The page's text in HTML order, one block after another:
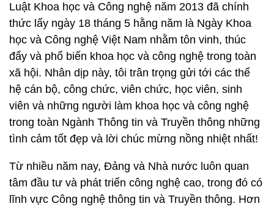
Luật Khoa học và Công nghệ năm 2013 đã chính
thức lấy ngày 18 tháng 5 hằng năm là Ngày Khoa
học và Công nghệ Việt Nam nhằm tôn vinh, thúc
đẩy và phổ biến khoa học và công nghệ trong toàn
xã hội. Nhân dịp này, tôi trân trọng gửi tới các thế
hệ cán bộ, công chức, viên chức, học viên, sinh
viên và những người làm khoa học và công nghệ
trong toàn Ngành Thông tin và Truyền thông những
tình cảm tốt đẹp và lời chúc mừng nồng nhiệt nhất!
Từ nhiều năm nay, Đảng và Nhà nước luôn quan
tâm đầu tư và phát triển công nghệ cao, trong đó có
lĩnh vực Công nghệ thông tin và Truyền thông. Hơn